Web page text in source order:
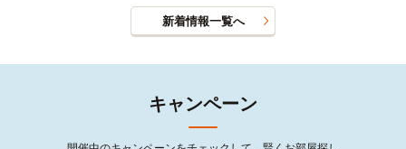
新着情報一覧へ
キャンペーン